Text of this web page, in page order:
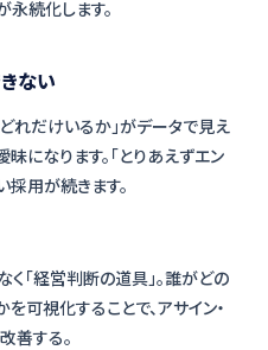
永続化します。
ない
れだけいるか」がデータで見え
になります。「とりあえずエン
用が続きます。
く「経営判断の道具」。誰がどの
可視化することで、アサイン・
善する。